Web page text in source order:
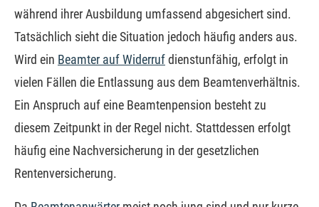
während ihrer Ausbildung umfassend abgesichert sind.
Tatsächlich sieht die Situation jedoch häufig anders aus.
Wird ein Beamter auf Widerrufdienstunfähig, erfolgt in
vielen Fällen die Entlassung aus dem Beamtenverhältnis.
Ein Anspruch auf eine Beamtenpension besteht zu
diesem Zeitpunkt in der Regel nicht. Stattdessen erfolgt
häufig eine Nachversicherung in der gesetzlichen
Rentenversicherung.